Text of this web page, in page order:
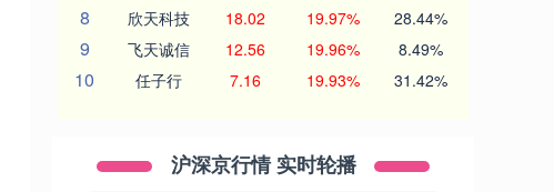
8 欣天科技 18.02 19.97% 28.44%
9 飞天诚信 12.56 19.96% 8.49%
10 任子行 7.16 19.93% 31.42%
沪深京行情 实时轮播